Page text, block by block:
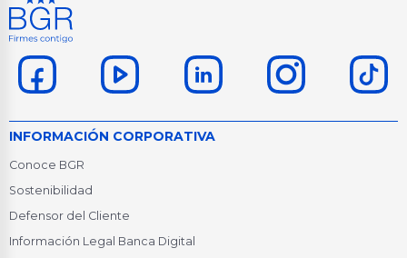
INFORMACIÓN CORPORATIVA
Conoce BGR
Sostenibilidad
Defensor del Cliente
Información Legal Banca Digital